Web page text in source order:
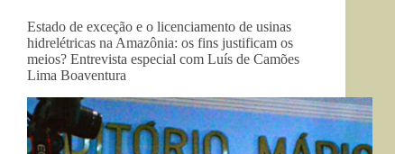
Estado de exceção e o licenciamento de usinas
hidrelétricas na Amazônia: os fins justificam os
meios? Entrevista especial com Luís de Camões
Lima Boaventura